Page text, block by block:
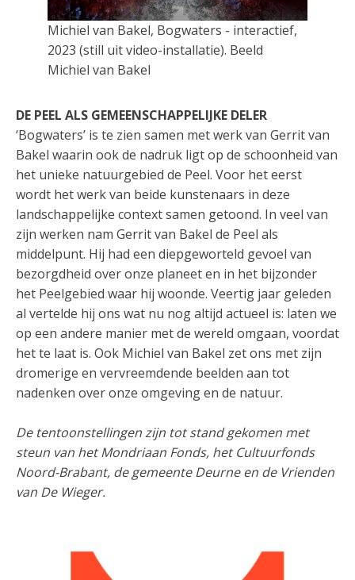
Michiel van Bakel, Bogwaters - interactief,
2023 (still uit video-installatie). Beeld
Michiel van Bakel
DE PEEL ALS GEMEENSCHAPPELIJKE DELER
‘Bogwaters’ is te zien samen met werk van Gerrit van
Bakel waarin ook de nadruk ligt op de schoonheid van
het unieke natuurgebied de Peel. Voor het eerst
wordt het werk van beide kunstenaars in deze
landschappelijke context samen getoond. In veel van
zijn werken nam Gerrit van Bakel de Peel als
middelpunt. Hij had een diepgeworteld gevoel van
bezorgdheid over onze planeet en in het bijzonder
het Peelgebied waar hij woonde. Veertig jaar geleden
al vertelde hij ons wat nu nog altijd actueel is: laten we
op een andere manier met de wereld omgaan, voordat
het te laat is. Ook Michiel van Bakel zet ons met zijn
dromerige en vervreemdende beelden aan tot
nadenken over onze omgeving en de natuur.
De tentoonstellingen zijn tot stand gekomen met
steun van het Mondriaan Fonds, het Cultuurfonds
Noord-Brabant, de gemeente Deurne en de Vrienden
van De Wieger.